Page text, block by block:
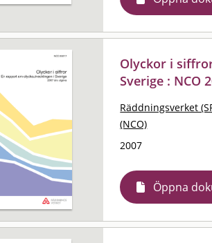
Olyckor i
Sverige : NCO
Räddningsverket
(NCO)
2007
Öppna